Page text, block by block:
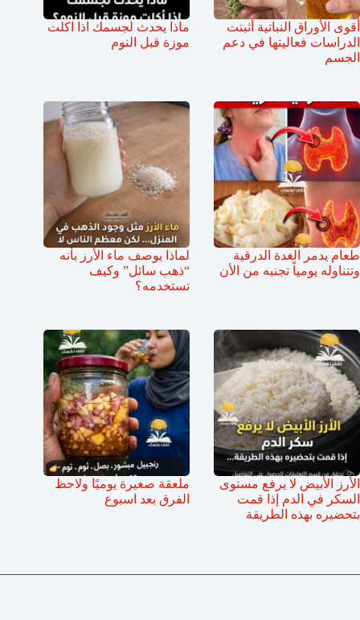
أقوى الأوراق النباتية أثبتت
الدراسات فعاليتها في دعم
الجسم
ماذا يحدث لجسمك اذا اكلت
موزة قبل النوم
طعام يدمر الغدة الدرقية
وتتناوله يومياً تجنبه من الأن
لماذا يوصف ماء الأرز بأنه
“ذهب سائل” وكيف
تستخدمه؟
الأرز الأبيض لا يرفع مستوى
السكر في الدم إذا قمت
بتحضيره بهذه الطريقة
ملعقة صغيرة يوميًا ولاحظ
الفرق بعد اسبوع